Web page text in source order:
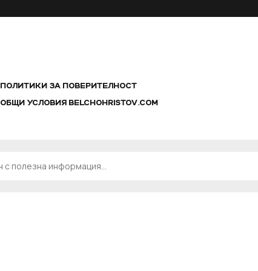
ПОЛИТИКИ ЗА ПОВЕРИТЕЛНОСТ
ОБЩИ УСЛОВИЯ BELCHOHRISTOV.COM